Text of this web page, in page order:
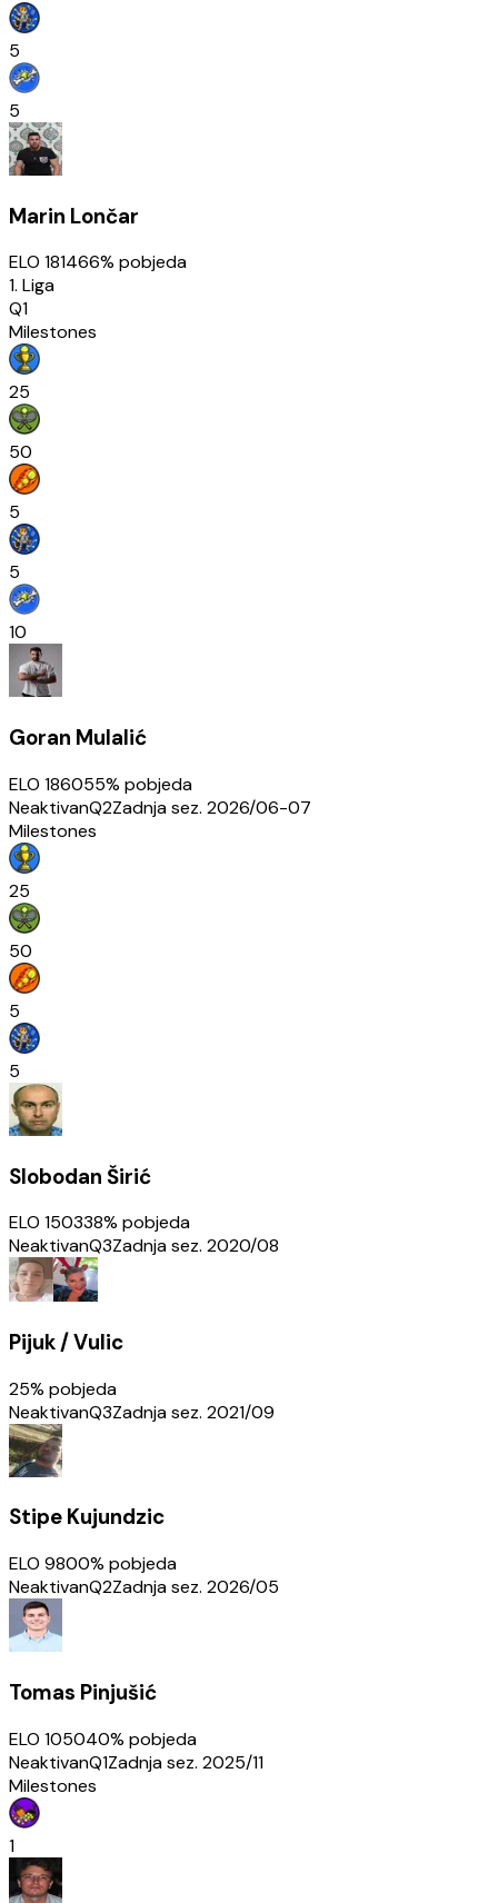
5
5
Marin Lončar
ELO 181466% pobjeda
1. Liga
Q1
Milestones
25
50
5
5
10
Goran Mulalić
ELO 186055% pobjeda
NeaktivanQ2Zadnja sez. 2026/06-07
Milestones
25
50
5
5
Slobodan Širić
ELO 150338% pobjeda
NeaktivanQ3Zadnja sez. 2020/08
Pijuk / Vulic
25% pobjeda
NeaktivanQ3Zadnja sez. 2021/09
Stipe Kujundzic
ELO 9800% pobjeda
NeaktivanQ2Zadnja sez. 2026/05
Tomas Pinjušić
ELO 105040% pobjeda
NeaktivanQ1Zadnja sez. 2025/11
Milestones
1